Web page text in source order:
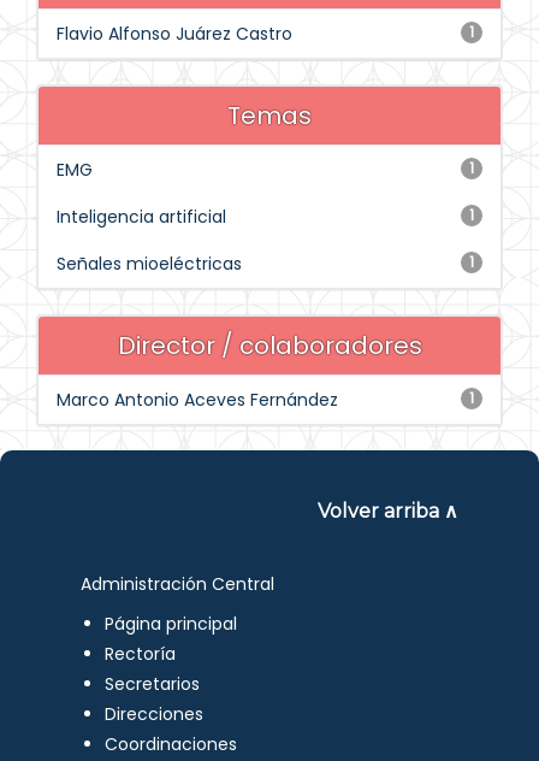
1
Flavio Alfonso Juárez Castro
Temas
1
EMG
1
Inteligencia artificial
1
Señales mioeléctricas
Director / colaboradores
1
Marco Antonio Aceves Fernández
Volver arriba ∧
Administración Central
Página principal
Rectoría
Secretarios
Direcciones
Coordinaciones